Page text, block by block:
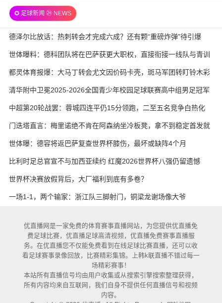
✪ 足球新闻 ㉔ NEWS
德泽尔比放话：热刺转会才完成六成？还有颗“重磅炸弹”待引爆
世体曝料：德科团队将在巴萨获更大职权，直接衔接一线队与青训
都灵体育报爆：大马丁转会尤文因价码卡壳，斑马军团转盯铃木彩
艳与维卡里奥
清华附中卫冕2025-2026全国青少年校园足球联赛高中组男足冠军
中超第20轮战罢：蓉城四连平仍15分领跑，二至五名竞争白热化
门迭塔直言：梅里诺绝不肯在阿森纳坐冷板凳，拿不到稳定首发就
考虑另寻出路
世体曝：德容将返巴萨复查世界杯膝伤，最坏或缺阵4个月
比利时足总官宣不与加西亚续约 红魔2026世界杯八强仍留遗憾
世界杯决赛放假背后，大厂福利到底有多卷？
一场1-1，两个输家：浙江队三脚射门，铜梁龙谢场像大爷
优直播网是一家免费的体育赛事直播网站，为您提供优直播免
费足球比赛，优直播足球高清视频，优直播免费赛事直播服
务。在优直播您不仅能免费看到在线足球比赛直播，还可以收
看足球赛事录像回放，比赛精彩集锦。上韩k联直播不错过每一
场精彩赛事！
本站所有直播信号均由用户收集或从搜索引擎搜索整理获得，
所有内容均来自互联网，我们自身不提供任何直播信号和视频
内容。